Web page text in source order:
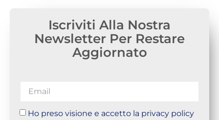
Iscriviti Alla Nostra
Newsletter Per Restare
Aggiornato
Ho preso visione e accetto la privacy policy